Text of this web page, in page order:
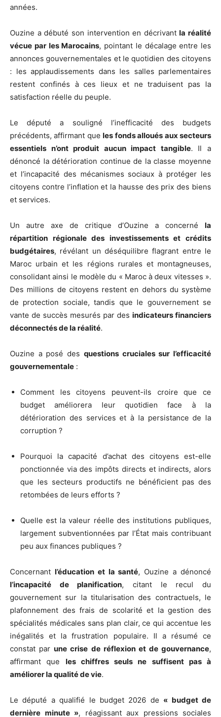
années.
Ouzine a débuté son intervention en décrivantla réalité
vécue par les Marocains, pointant le décalage entre les
annonces gouvernementales et le quotidien des citoyens
: les applaudissements dans les salles parlementaires
restent confinés à ces lieux et ne traduisent pas la
satisfaction réelle du peuple.
Le député a souligné l’inefficacité des budgets
précédents, affirmant queles fonds alloués aux secteurs
essentiels n’ont produit aucun impact tangible. Il a
dénoncé la détérioration continue de la classe moyenne
et l’incapacité des mécanismes sociaux à protéger les
citoyens contre l’inflation et la hausse des prix des biens
et services.
Un autre axe de critique d’Ouzine a concerné la
répartition régionale des investissements et crédits
budgétaires, révélant un déséquilibre flagrant entre le
Maroc urbain et les régions rurales et montagneuses,
consolidant ainsi le modèle du « Maroc à deux vitesses ».
Des millions de citoyens restent en dehors du système
de protection sociale, tandis que le gouvernement se
vante de succès mesurés par des indicateurs financiers
déconnectés de la réalité.
Ouzine a posé des questions cruciales sur l’efficacité
gouvernementale :
Comment les citoyens peuvent-ils croire que ce
budget améliorera leur quotidien face à la
détérioration des services et à la persistance de la
corruption ?
Pourquoi la capacité d’achat des citoyens est-elle
ponctionnée via des impôts directs et indirects, alors
que les secteurs productifs ne bénéficient pas des
retombées de leurs efforts ?
Quelle est la valeur réelle des institutions publiques,
largement subventionnées par l’État mais contribuant
peu aux finances publiques ?
Concernant l’éducation et la santé, Ouzine a dénoncé
l’incapacité de planification, citant le recul du
gouvernement sur la titularisation des contractuels, le
plafonnement des frais de scolarité et la gestion des
spécialités médicales sans plan clair, ce qui accentue les
inégalités et la frustration populaire. Il a résumé ce
constat parune crise de réflexion et de gouvernance,
affirmant que les chiffres seuls ne suffisent pas à
améliorer la qualité de vie.
Le député a qualifié le budget 2026 de « budget de
dernière minute », réagissant aux pressions sociales